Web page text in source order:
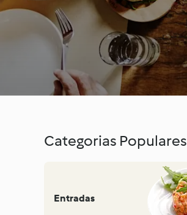
Categorias Populares
Entradas